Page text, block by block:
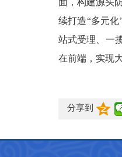
面，构建源头
续打造“多元
站式受理、一
在前端，实现
分享到